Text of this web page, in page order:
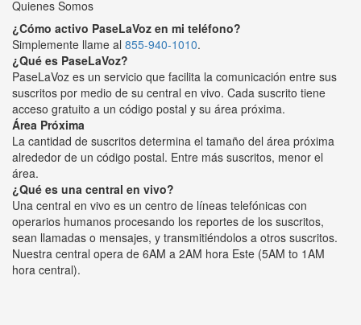
Quienes Somos
¿Cómo activo PaseLaVoz en mi teléfono?
Simplemente llame al 855-940-1010.
¿Qué es PaseLaVoz?
PaseLaVoz es un servicio que facilita la comunicación entre sus
suscritos por medio de su central en vivo. Cada suscrito tiene
acceso gratuito a un código postal y su área próxima.
Área Próxima
La cantidad de suscritos determina el tamaño del área próxima
alrededor de un código postal. Entre más suscritos, menor el
área.
¿Qué es una central en vivo?
Una central en vivo es un centro de líneas telefónicas con
operarios humanos procesando los reportes de los suscritos,
sean llamadas o mensajes, y transmitiéndolos a otros suscritos.
Nuestra central opera de 6AM a 2AM hora Este (5AM to 1AM
hora central).